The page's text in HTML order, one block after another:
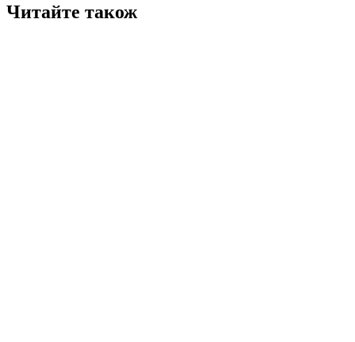
Читайте також